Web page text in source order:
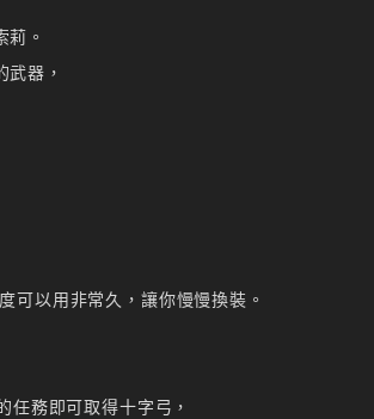
。
器，
可以用非常久，讓你慢慢換裝。
務即可取得十字弓，